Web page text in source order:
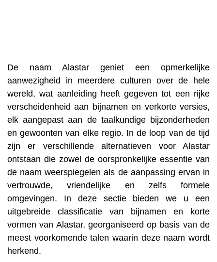
De naam Alastar geniet een opmerkelijke
aanwezigheid in meerdere culturen over de hele
wereld, wat aanleiding heeft gegeven tot een rijke
verscheidenheid aan bijnamen en verkorte versies,
elk aangepast aan de taalkundige bijzonderheden
en gewoonten van elke regio. In de loop van de tijd
zijn er verschillende alternatieven voor Alastar
ontstaan ​​die zowel de oorspronkelijke essentie van
de naam weerspiegelen als de aanpassing ervan in
vertrouwde, vriendelijke en zelfs formele
omgevingen. In deze sectie bieden we u een
uitgebreide classificatie van bijnamen en korte
vormen van Alastar, georganiseerd op basis van de
meest voorkomende talen waarin deze naam wordt
herkend.